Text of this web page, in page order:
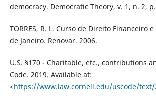
democracy. Democratic Theory, v. 1, n. 2,
TORRES, R. L. Curso de Direito Financeiro
de Janeiro. Renovar. 2006.
U.S. §170 - Charitable, etc., contributions
Code. 2019. Available at:
<https://www.law.cornell.edu/uscode/text/